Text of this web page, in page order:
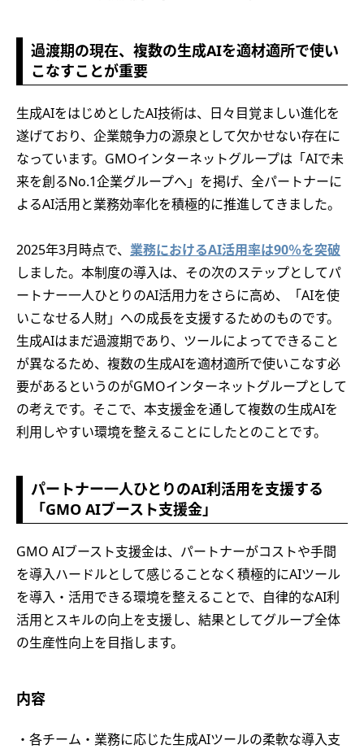
過渡期の現在、複数の生成AIを適材適所で使い
こなすことが重要
生成AIをはじめとしたAI技術は、日々目覚ましい進化を
遂げており、企業競争力の源泉として欠かせない存在に
なっています。GMOインターネットグループは「AIで未
来を創るNo.1企業グループへ」を掲げ、全パートナーに
よるAI活用と業務効率化を積極的に推進してきました。
2025年3月時点で、 業務におけるAI活用率は90％を突破
しました。本制度の導入は、その次のステップとしてパ
ートナー一人ひとりのAI活用力をさらに高め、「AIを使
いこなせる人財」への成長を支援するためのものです。
生成AIはまだ過渡期であり、ツールによってできること
が異なるため、複数の生成AIを適材適所で使いこなす必
要があるというのがGMOインターネットグループとして
の考えです。そこで、本支援金を通して複数の生成AIを
利用しやすい環境を整えることにしたとのことです。
パートナー一人ひとりのAI利活用を支援する
「GMO AIブースト支援金」
GMO AIブースト支援金は、パートナーがコストや手間
を導入ハードルとして感じることなく積極的にAIツール
を導入・活用できる環境を整えることで、自律的なAI利
活用とスキルの向上を支援し、結果としてグループ全体
の生産性向上を目指します。
内容
・各チーム・業務に応じた生成AIツールの柔軟な導入支